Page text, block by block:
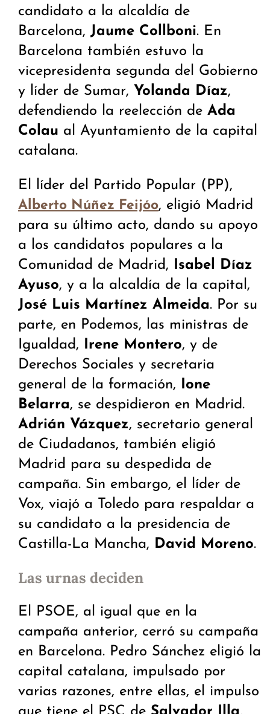
candidato a la alcaldía de
Barcelona, Jaume Collboni. En
Barcelona también estuvo la
vicepresidenta segunda del Gobierno
y líder de Sumar, Yolanda Díaz,
defendiendo la reelección de Ada
Colau al Ayuntamiento de la capital
catalana.
El líder del Partido Popular (PP),
Alberto Núñez Feijóo, eligió Madrid
para su último acto, dando su apoyo
a los candidatos populares a la
Comunidad de Madrid, Isabel Díaz
Ayuso, y a la alcaldía de la capital,
José Luis Martínez Almeida. Por su
parte, en Podemos, las ministras de
Igualdad, Irene Montero, y de
Derechos Sociales y secretaria
general de la formación, Ione
Belarra, se despidieron en Madrid.
Adrián Vázquez, secretario general
de Ciudadanos, también eligió
Madrid para su despedida de
campaña. Sin embargo, el líder de
Vox, viajó a Toledo para respaldar a
su candidato a la presidencia de
Castilla-La Mancha, David Moreno.
Las urnas deciden
El PSOE, al igual que en la
campaña anterior, cerró su campaña
en Barcelona. Pedro Sánchez eligió la
capital catalana, impulsado por
varias razones, entre ellas, el impulso